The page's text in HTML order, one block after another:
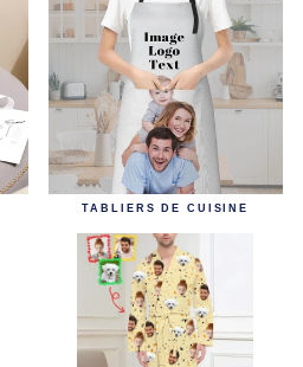
TABLIERS DE CUISINE